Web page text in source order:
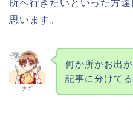
所へ行きたいといった方
思います。
ナギ
何か所かお出
記事に分けてる